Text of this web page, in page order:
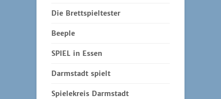
Die Brettspieltester
Beeple
SPIEL in Essen
Darmstadt spielt
Spielekreis Darmstadt